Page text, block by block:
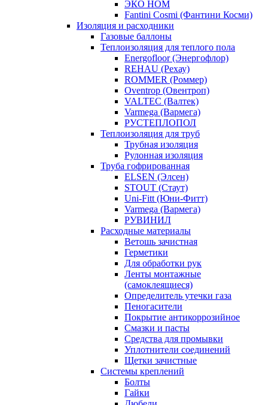
ЭКО НОМ
Fantini Cosmi (Фантини Косми)
Изоляция и расходники
Газовые баллоны
Теплоизоляция для теплого пола
Energofloor (Энергофлор)
REHAU (Рехау)
ROMMER (Роммер)
Oventrop (Овентроп)
VALTEC (Валтек)
Varmega (Вармега)
РУСТЕПЛОПОЛ
Теплоизоляция для труб
Трубная изоляция
Рулонная изоляция
Труба гофрированная
ELSEN (Элсен)
STOUT (Стаут)
Uni-Fitt (Юни-Фитт)
Varmega (Вармега)
РУВИНИЛ
Расходные материалы
Ветошь зачистная
Герметики
Для обработки рук
Ленты монтажные
(самоклеящиеся)
Определитель утечки газа
Пеногасители
Покрытие антикоррозийное
Смазки и пасты
Средства для промывки
Уплотнители соединений
Щетки зачистные
Системы креплений
Болты
Гайки